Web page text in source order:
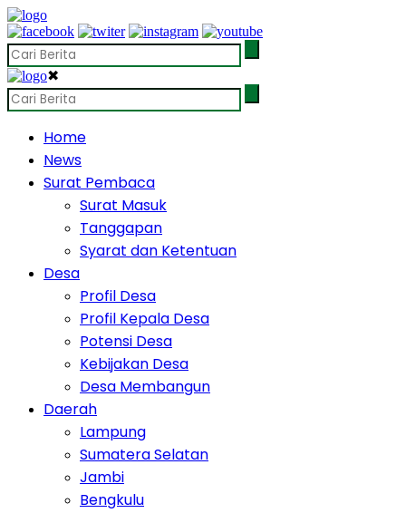
✖
Home
News
Surat Pembaca
Surat Masuk
Tanggapan
Syarat dan Ketentuan
Desa
Profil Desa
Profil Kepala Desa
Potensi Desa
Kebijakan Desa
Desa Membangun
Daerah
Lampung
Sumatera Selatan
Jambi
Bengkulu